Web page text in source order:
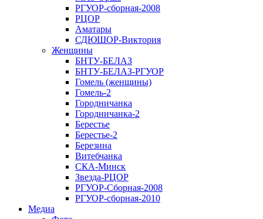
РГУОР-сборная-2008
РЦОР
Аматары
СДЮШОР-Виктория
Женщины
БНТУ-БЕЛАЗ
БНТУ-БЕЛАЗ-РГУОР
Гомель (женщины)
Гомель-2
Городничанка
Городничанка-2
Берестье
Берестье-2
Березина
Витебчанка
СКА-Минск
Звезда-РЦОР
РГУОР-Сборная-2008
РГУОР-сборная-2010
Медиа